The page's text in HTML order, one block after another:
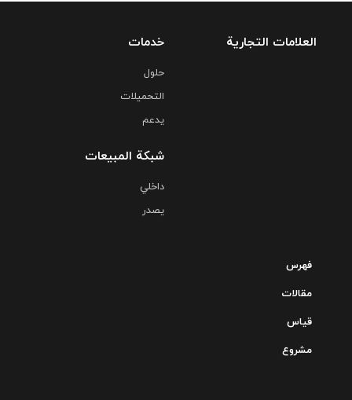
العلامات التجارية خدمات
حلول
التحمیلات
یدعم
شبكة المبيعات
داخلي
يصدر
فهرس
مقالات
قياس
مشروع